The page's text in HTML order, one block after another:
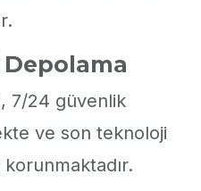
7/24 güvenlik
ve son teknoloji